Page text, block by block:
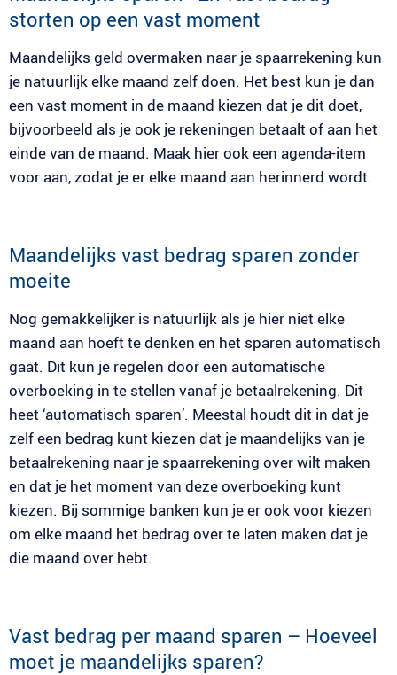
storten op een vast moment
Maandelijks geld overmaken naar je spaarrekening kun
je natuurlijk elke maand zelf doen. Het best kun je dan
een vast moment in de maand kiezen dat je dit doet,
bijvoorbeeld als je ook je rekeningen betaalt of aan het
einde van de maand. Maak hier ook een agenda-item
voor aan, zodat je er elke maand aan herinnerd wordt.
Maandelijks vast bedrag sparen zonder
moeite
Nog gemakkelijker is natuurlijk als je hier niet elke
maand aan hoeft te denken en het sparen automatisch
gaat. Dit kun je regelen door een automatische
overboeking in te stellen vanaf je betaalrekening. Dit
heet ‘automatisch sparen’. Meestal houdt dit in dat je
zelf een bedrag kunt kiezen dat je maandelijks van je
betaalrekening naar je spaarrekening over wilt maken
en dat je het moment van deze overboeking kunt
kiezen. Bij sommige banken kun je er ook voor kiezen
om elke maand het bedrag over te laten maken dat je
die maand over hebt.
Vast bedrag per maand sparen – Hoeveel
moet je maandelijks sparen?